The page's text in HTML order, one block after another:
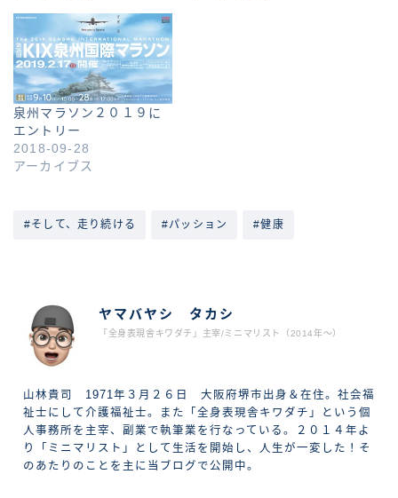
泉州マラソン２０１９に
エントリー
2018-09-28
アーカイブス
#そして、走り続ける #パッション #健康
ヤマバヤシ タカシ
「全身表現舎キワダチ」主宰/ミニマリスト（2014年〜）
山林貴司 1971年３月２６日 大阪府堺市出身＆在住。社会福
祉士にして介護福祉士。また「全身表現舎キワダチ」という個
人事務所を主宰、副業で執筆業を行なっている。２０１４年よ
り「ミニマリスト」として生活を開始し、人生が一変した！そ
のあたりのことを主に当ブログで公開中。